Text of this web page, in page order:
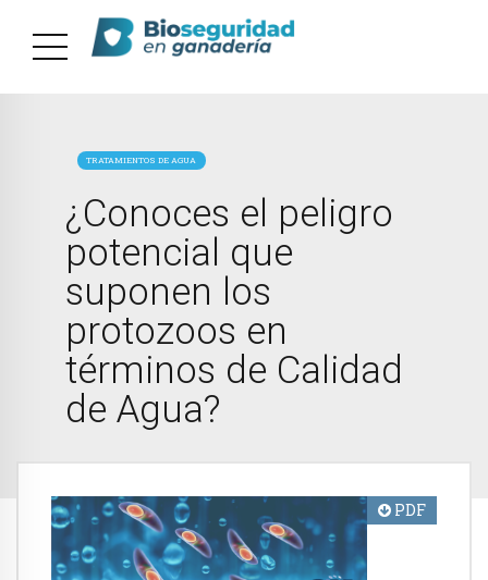
TRATAMIENTOS DE AGUA
¿Conoces el peligro
potencial que
suponen los
protozoos en
términos de Calidad
de Agua?
PDF